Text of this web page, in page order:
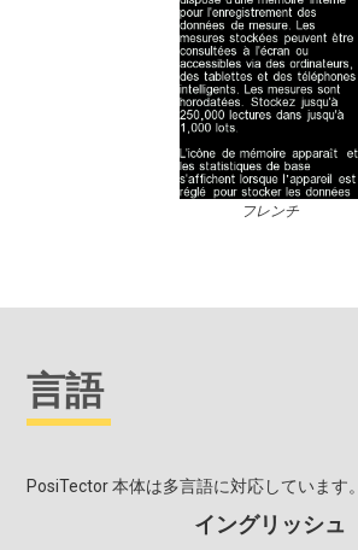
フレンチ
言語
PosiTector 本体は多言語に対応しています。
イングリッシュ